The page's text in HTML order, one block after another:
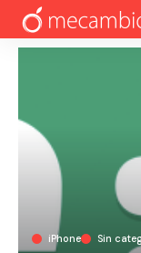
iPhone Sin